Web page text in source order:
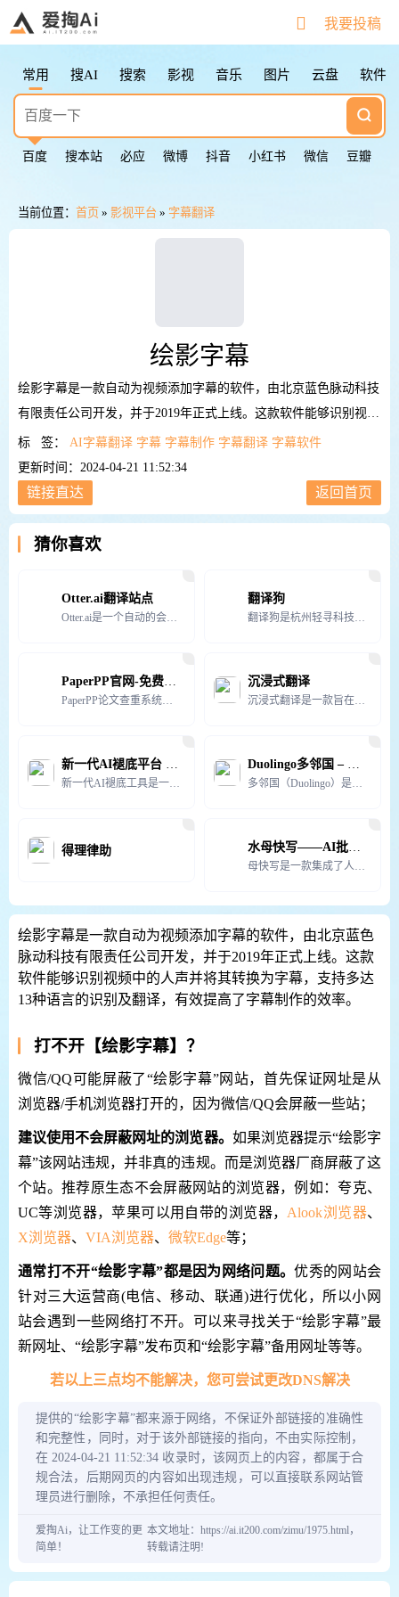
切换下一个
Esc
返回第一个
鼠标点击图标 切换下一个
我要投稿
常用 搜AI 搜索 影视 音乐 图片 云盘 软件
百度 搜本站 必应 微博 抖音 小红书 微信 豆瓣
当前位置： 首页 » 影视平台 » 字幕翻译
绘影字幕
绘影字幕是一款自动为视频添加字幕的软件，由北京蓝色脉动科技
有限责任公司开发，并于2019年正式上线。这款软件能够识别视频
中的人声并将其转换为字幕，支持多达13种语言的识别及翻译，有
效提高了字幕制作的效
标 签： AI字幕翻译 字幕 字幕制作 字幕翻译 字幕软件
更新时间：2024-04-21 11:52:34
链接直达 返回首页
猜你喜欢
Otter.ai翻译站点
Otter.ai是一个自动的会议记录和笔记工具，帮助团队充分利用他们的会议。它可以加入Zoom、Mi
翻译狗
翻译狗是杭州轻寻科技有限公司旗下运营的翻译平台，专注于提供行业数据服务的高科技企业。该平台通过大数据
PaperPP官网-免费论文查重
PaperPP论文查重系统采用了业内领先的智能语义识别技术,可以为用户提供专业的本科,硕博,职称,毕
沉浸式翻译
沉浸式翻译是一款旨在为用户提供轻松、愉悦、优雅的体验，帮助用户在互联网上畅游海量外文信息的插件。它适
新一代AI褪底平台 – AI智能在线抠图去除背景
新一代AI褪底工具是一种基于AI人工智能技术的在线图像背景去除工具，可以一键去除图片的背景。
Duolingo多邻国 – AI语言学习网站
多邻国（Duolingo）是一款由人工智能驱动的语言学习平台，提供40余种语言课程，包括英语、日语、
得理律助 水母快写——AI批量生成高质量文章
母快写是一款集成了人工智能技术和多功能于一体的在线智能写作工具，旨在为SEOer、站长和自媒体从业者
绘影字幕是一款自动为视频添加字幕的软件，由北京蓝色
脉动科技有限责任公司开发，并于2019年正式上线。这款
软件能够识别视频中的人声并将其转换为字幕，支持多达
13种语言的识别及翻译，有效提高了字幕制作的效率。
打不开【绘影字幕】？
微信/QQ可能屏蔽了“绘影字幕”网站，首先保证网址是从
浏览器/手机浏览器打开的，因为微信/QQ会屏蔽一些站；
建议使用不会屏蔽网址的浏览器。 如果浏览器提示“绘影字
幕”该网站违规，并非真的违规。而是浏览器厂商屏蔽了这
个站。推荐原生态不会屏蔽网站的浏览器，例如：夸克、
UC等浏览器，苹果可以用自带的浏览器， Alook浏览器、
X浏览器、 VIA浏览器、 微软Edge等；
通常打不开“绘影字幕”都是因为网络问题。优秀的网站会
针对三大运营商(电信、移动、联通)进行优化，所以小网
站会遇到一些网络打不开。可以来寻找关于“绘影字幕”最
新网址、“绘影字幕”发布页和“绘影字幕”备用网址等等。
若以上三点均不能解决，您可尝试更改DNS解决
提供的“绘影字幕”都来源于网络，不保证外部链接的准确性
和完整性，同时，对于该外部链接的指向，不由实际控制，
在 2024-04-21 11:52:34 收录时，该网页上的内容，都属于合
规合法，后期网页的内容如出现违规，可以直接联系网站管
理员进行删除，不承担任何责任。
爱掏Ai，让工作变的更
简单！
本文地址：https://ai.it200.com/zimu/1975.html，
转载请注明!